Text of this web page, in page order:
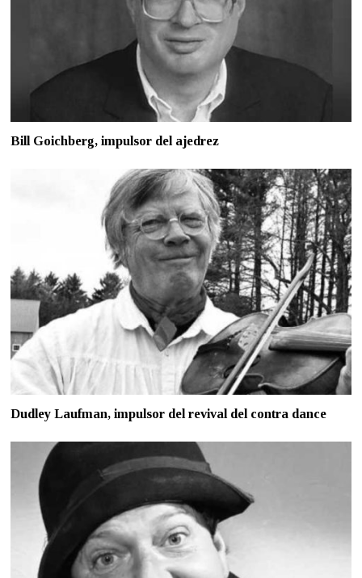
Bill Goichberg, impulsor del ajedrez
Dudley Laufman, impulsor del revival del contra dance